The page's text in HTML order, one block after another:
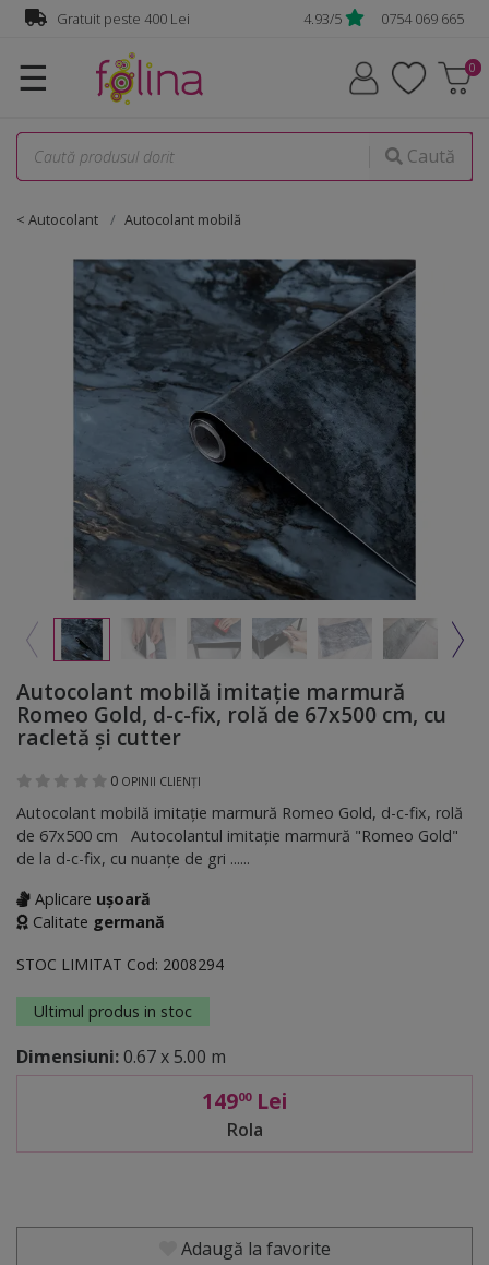
Gratuit peste 400 Lei 4.93/5 0754 069 665
☰
Caută
< Autocolant Autocolant mobilă
Autocolant mobilă imitaţie marmură
Romeo Gold, d-c-fix, rolă de 67x500 cm, cu
racletă şi cutter
0 OPINII CLIENȚI
Autocolant mobilă imitaţie marmură Romeo Gold, d-c-fix, rolă
de 67x500 cm Autocolantul imitație marmură "Romeo Gold"
de la d-c-fix, cu nuanțe de gri ......
Aplicare ușoară
Calitate germană
STOC LIMITAT Cod: 2008294
Ultimul produs in stoc
Dimensiuni:0.67 x 5.00 m
14900Lei
Rola
Adaugă la favorite